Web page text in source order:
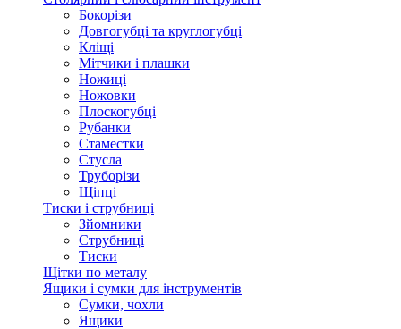
Бокорізи
Довгогубці та круглогубці
Кліщі
Мітчики і плашки
Ножиці
Ножовки
Плоскогубці
Рубанки
Стаместки
Стусла
Труборізи
Щіпці
Тиски і струбниці
Зйомники
Струбниці
Тиски
Щітки по металу
Ящики і сумки для інструментів
Сумки, чохли
Ящики